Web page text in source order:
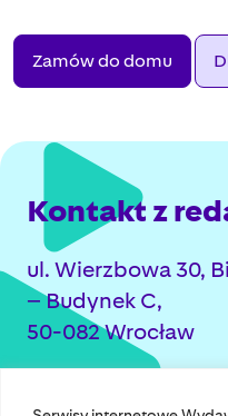
Zamów do domu
Kontakt z
ul. Wierzbowa 30,
– Budynek C,
50-082 Wrocław